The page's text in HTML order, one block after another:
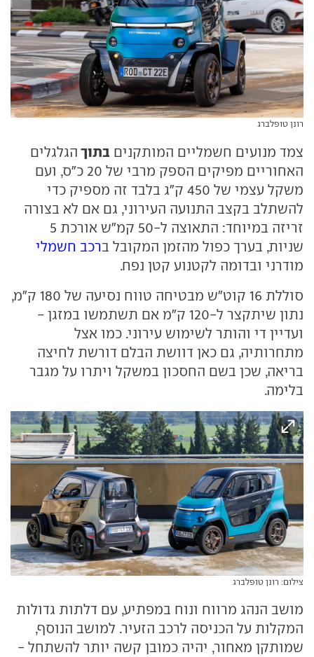
רונן טופלברג
צמד מנועים חשמליים המותקנים בתוך הגלגלים
האחוריים מפיקים הספק מרבי של 20 כ"ס, ועם
משקל עצמי של 450 ק"ג בלבד זה מספיק כדי
להשתלב בקצב התנועה העירוני, גם אם לא בצורה
זריזה במיוחד: התאוצה ל-50 קמ"ש אורכת 5
שניות, בערך כפול מהזמן המקובל ברכב חשמלי
מודרני ובדומה לקטנוע קטן נפח.
סוללת 16 קוט"ש מבטיחה טווח נסיעה של 180 ק"מ,
נתון שיתקצר ל-120 ק"מ אם תשתמשו במזגן -
ועדיין די והותר לשימוש עירוני. כמו אצל
מתחרותיה, גם כאן דוושת הבלם דורשת לחיצה
בריאה, שכן בשם החסכון במשקל ויתרו על מגבר
בלימה.
צילום: רונן טופלברג
מושב הנהג מרווח ונוח במפתיע, עם דלתות גדולות
המקלות על הכניסה לרכב הזעיר. למושב הנוסף,
שמותקן מאחור, יהיה כמובן קשה יותר להשתחל -